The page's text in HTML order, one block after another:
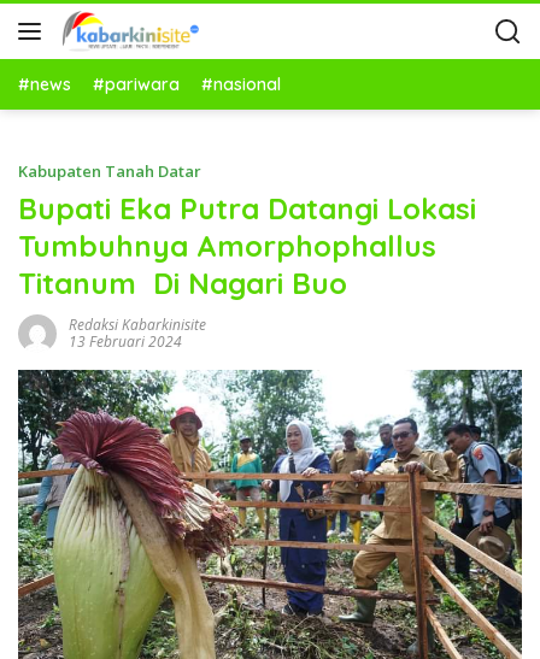
#news #pariwara #nasional
Kabupaten Tanah Datar
Bupati Eka Putra Datangi Lokasi
Tumbuhnya Amorphophallus
Titanum Di Nagari Buo
Redaksi Kabarkinisite
13 Februari 2024